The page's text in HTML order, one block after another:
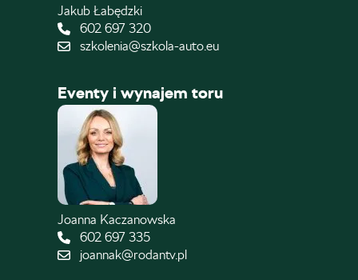
Jakub Łabędzki
602 697 320
szkolenia@szkola-auto.eu
Eventy i wynajem toru
Joanna Kaczanowska
602 697 335
joannak@rodantv.pl